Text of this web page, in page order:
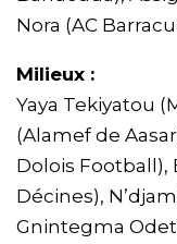
Nora (AC
Milieux :
Yaya Tekiyatou
(Alamef de
Dolois Football),
Décines),
Gnintegma